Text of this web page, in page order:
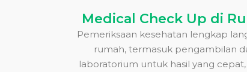
Medical Check Up di
Pemeriksaan kesehatan lengkap
rumah, termasuk pengambilan
laboratorium untuk hasil yang cepat,